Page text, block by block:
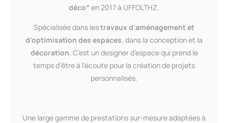
décoʺ en 2017 à UFFOLTHZ.
Spécialisée dans lestravaux d’aménagement et
d’optimisation des espaces, dans la conception et la
décoration, C’est un designer d’espace qui prend le
temps d’être à l’écoute pour la création de projets
personnalisés.
Une large gamme de prestations sur-mesure adaptées à